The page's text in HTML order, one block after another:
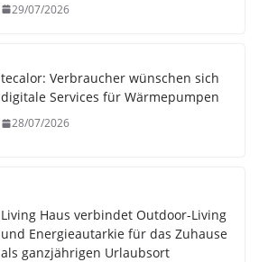
29/07/2026
tecalor: Verbraucher wünschen sich
digitale Services für Wärmepumpen
28/07/2026
Living Haus verbindet Outdoor-Living
und Energieautarkie für das Zuhause
als ganzjährigen Urlaubsort